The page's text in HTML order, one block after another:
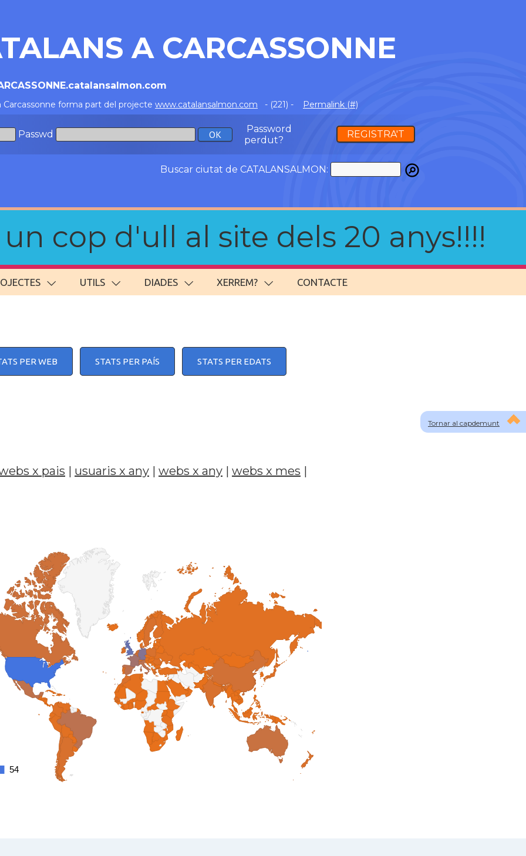
A CARCASSONNE
Carcassonne forma part del projecte www.catalansalmon.com - (221) - Permalink (#)
Passwd
Password
perdut?
REGISTRA'T
Buscar ciutat de CATALANSALMON:
cop d'ull al site dels 20 anys!!!!
UTILS DIADES XERREM? CONTACTE
Tornar al capdemunt
PER WEB STATS PER PAÍS STATS PER EDATS
x pais | usuaris x any | webs x any | webs x mes |
54
54